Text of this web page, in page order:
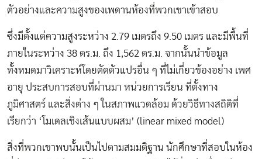
ตัวอย่างและความสูงของเพดานห้องที่พวกเขาเข้าสอบ
ซึ่งมีตั้งแต่ความสูงระหว่าง 2.79 เมตรถึง 9.50 เมตร และมีพื้นที่
ภายในระหว่าง 38 ตร.ม. ถึง 1,562 ตร.ม. จากนั้นนำข้อมูล
ทั้งหมดมาวิเคราะห์โดยตัดตัวแปรอื่น ๆ ที่ไม่เกี่ยวข้องอย่าง เพศ
อายุ ประสบการสอบที่ผ่านมา หน่วยการเรียน ที่ตั้งทาง
ภูมิศาสตร์ และสิ่งต่าง ๆ ในสภาพแวดล้อม ด้วยวิธีทางสถิติที่
เรียกว่า ‘โมเดลเชิงเส้นแบบผสม’ (linear mixed model)
สิ่งที่พวกเขาพบนั้นเป็นไปตามสมมติฐาน นักศึกษาที่สอบในห้อง